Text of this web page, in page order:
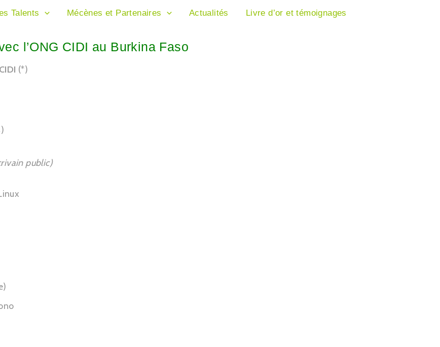
Talents Mécènes et Partenaires Actualités Livre d’or et témoignages
l’ONG CIDI au Burkina Faso
(*)
public)